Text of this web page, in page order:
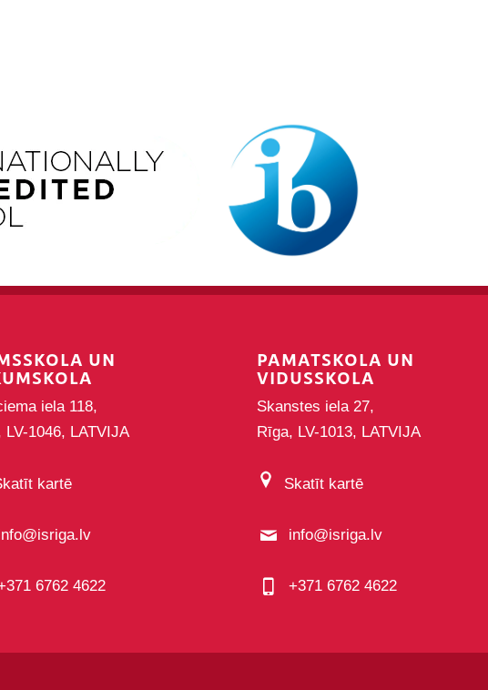
UN
iela 118,
LV-1046, LATVIJA
kartē
6762 4622
PAMATSKOLA UN
VIDUSSKOLA
Skanstes iela 27,
Rīga, LV-1013, LATVIJA
Skatīt kartē
info@isriga.lv
+371 6762 4622